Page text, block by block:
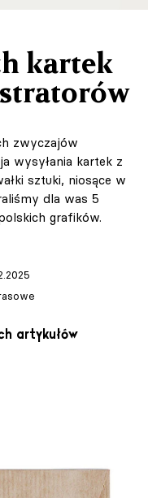
kartek
zwyczajów
wysyłania kartek z
sztuki, niosące w
dla was 5
grafików.
artykułów